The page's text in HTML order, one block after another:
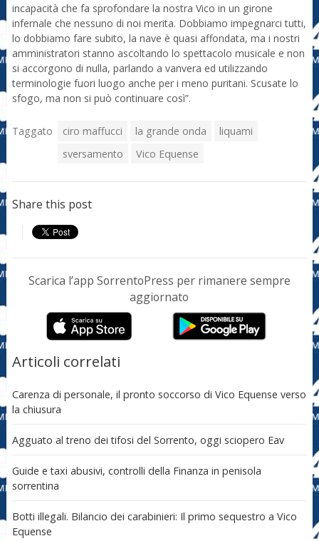
incapacità che fa sprofondare la nostra Vico in un girone
infernale che nessuno di noi merita. Dobbiamo impegnarci tutti,
lo dobbiamo fare subito, la nave è quasi affondata, ma i nostri
amministratori stanno ascoltando lo spettacolo musicale e non
si accorgono di nulla, parlando a vanvera ed utilizzando
terminologie fuori luogo anche per i meno puritani. Scusate lo
sfogo, ma non si può continuare così”.
Taggato ciro maffucci la grande onda
liquami
sversamento
Vico Equense
Share this post
Scarica l’app SorrentoPress per rimanere sempre
aggiornato
Articoli correlati
Carenza di personale, il pronto soccorso di Vico Equense verso
la chiusura
Agguato al treno dei tifosi del Sorrento, oggi sciopero Eav
Guide e taxi abusivi, controlli della Finanza in penisola
sorrentina
Botti illegali. Bilancio dei carabinieri: Il primo sequestro a Vico
Equense